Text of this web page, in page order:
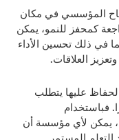
المؤسسي في مكان
كمحفز للنمو، يمكن
في ذلك تحسين الأداء
العلاقات.
عليها يتطلب
فباستخدام
يمكن لأي مؤسسة أن